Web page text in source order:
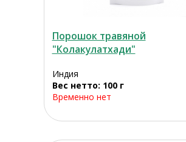
Порошок травяной
"Колакулатхади"
Индия
Вес нетто: 100 г
Временно нет